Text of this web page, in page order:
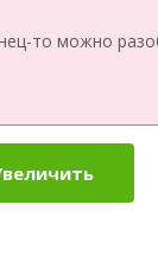
то можно